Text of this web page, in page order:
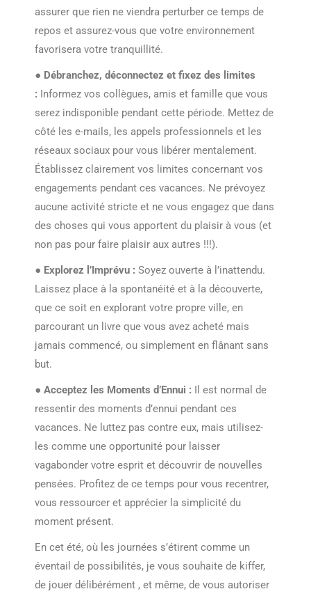
assurer que rien ne viendra perturber ce temps de
repos et assurez-vous que votre environnement
favorisera votre tranquillité.
● Débranchez, déconnectez et fixez des limites
: Informez vos collègues, amis et famille que vous
serez indisponible pendant cette période. Mettez de
côté les e-mails, les appels professionnels et les
réseaux sociaux pour vous libérer mentalement.
Établissez clairement vos limites concernant vos
engagements pendant ces vacances. Ne prévoyez
aucune activité stricte et ne vous engagez que dans
des choses qui vous apportent du plaisir à vous (et
non pas pour faire plaisir aux autres !!!).
● Explorez l’Imprévu : Soyez ouverte à l’inattendu.
Laissez place à la spontanéité et à la découverte,
que ce soit en explorant votre propre ville, en
parcourant un livre que vous avez acheté mais
jamais commencé, ou simplement en flânant sans
but.
●Acceptez les Moments d’Ennui : Il est normal de
ressentir des moments d’ennui pendant ces
vacances. Ne luttez pas contre eux, mais utilisez-
les comme une opportunité pour laisser
vagabonder votre esprit et découvrir de nouvelles
pensées. Profitez de ce temps pour vous recentrer,
vous ressourcer et apprécier la simplicité du
moment présent.
En cet été, où les journées s’étirent comme un
éventail de possibilités, je vous souhaite de kiffer,
de jouer délibérément , et même, de vous autoriser